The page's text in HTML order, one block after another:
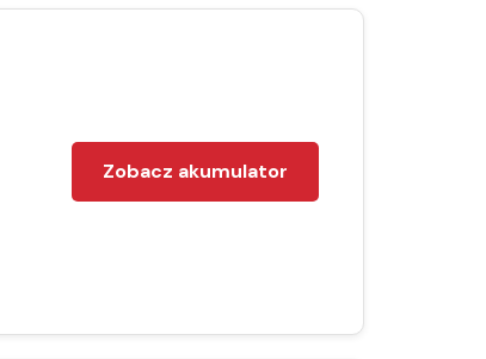
Zobacz akumulator